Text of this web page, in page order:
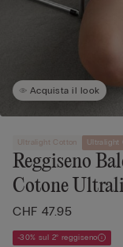
Acquista il look
Ultralight Cotton Ultralight
Reggiseno
Cotone
CHF 47.95
-30% sul 2° reggiseno